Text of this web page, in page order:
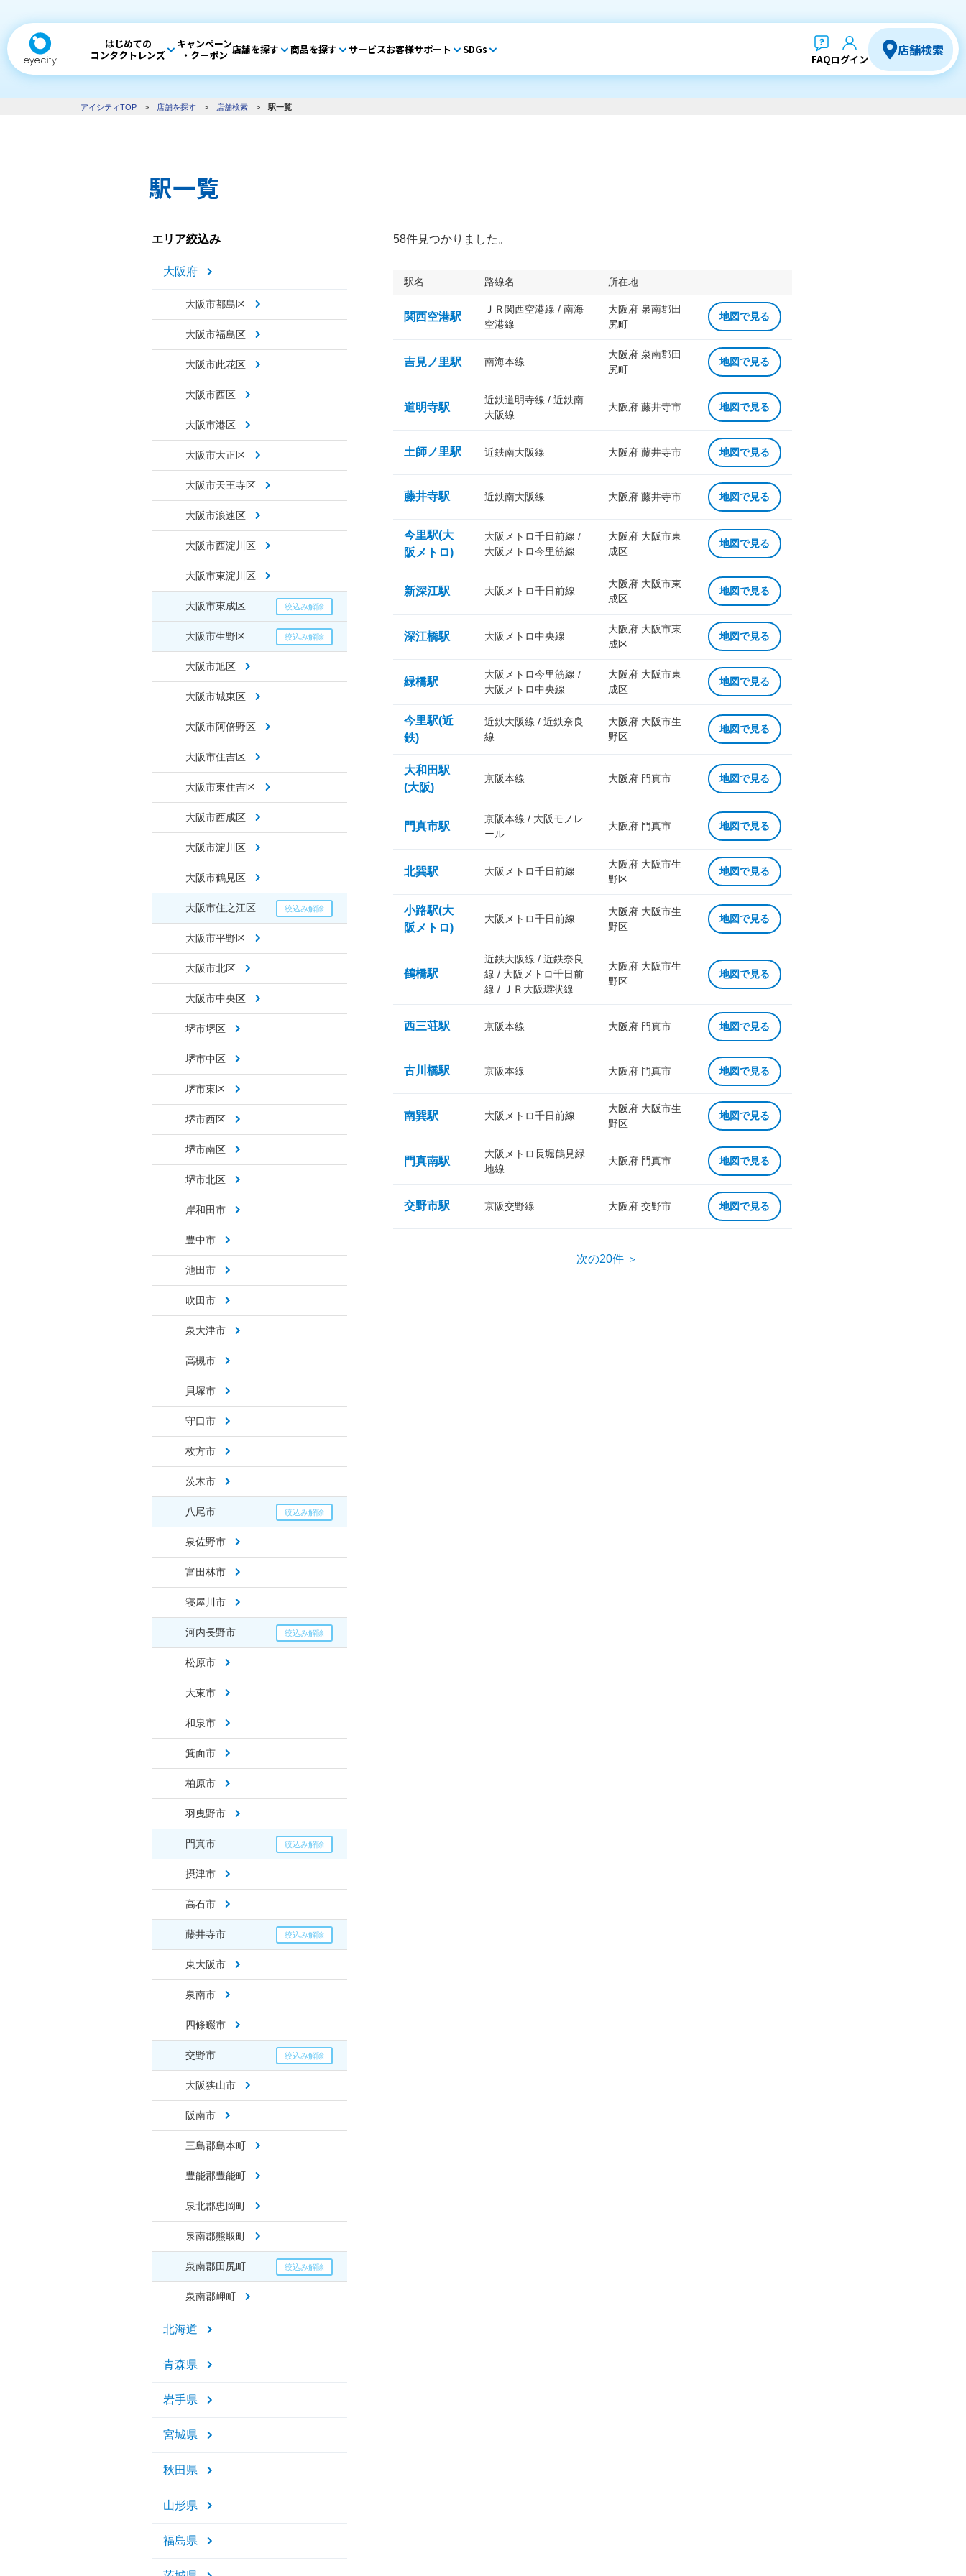
はじめての
コンタクトレンズ
キャンペーン
・クーポン 店舗を探す 商品を探す サービスお客様サポート SDGs
FAQログイン
店舗検索
アイシティTOP > 店舗を探す > 店舗検索 > 駅一覧
駅一覧
エリア絞込み
大阪府
大阪市都島区
大阪市福島区
大阪市此花区
大阪市西区
大阪市港区
大阪市大正区
大阪市天王寺区
大阪市浪速区
大阪市西淀川区
大阪市東淀川区
大阪市東成区
大阪市生野区
大阪市旭区
大阪市城東区
大阪市阿倍野区
大阪市住吉区
大阪市東住吉区
大阪市西成区
大阪市淀川区
大阪市鶴見区
大阪市住之江区
大阪市平野区
大阪市北区
大阪市中央区
堺市堺区
堺市中区
堺市東区
堺市西区
堺市南区
堺市北区
岸和田市
豊中市
池田市
吹田市
泉大津市
高槻市
貝塚市
守口市
枚方市
茨木市
八尾市
泉佐野市
富田林市
寝屋川市
河内長野市
松原市
大東市
和泉市
箕面市
柏原市
羽曳野市
門真市
摂津市
高石市
藤井寺市
東大阪市
泉南市
四條畷市
交野市
大阪狭山市
阪南市
三島郡島本町
豊能郡豊能町
泉北郡忠岡町
泉南郡熊取町
泉南郡田尻町
泉南郡岬町
北海道
青森県
岩手県
宮城県
秋田県
山形県
福島県
58件見つかりました。
駅名 路線名 所在地
関西空港駅
ＪＲ関西空港線 / 南海
空港線
大阪府 泉南郡田
尻町
地図で見る
吉見ノ里駅 南海本線
大阪府 泉南郡田
尻町
地図で見る
道明寺駅
近鉄道明寺線 / 近鉄南
大阪線
大阪府 藤井寺市 地図で見る
土師ノ里駅 近鉄南大阪線 大阪府 藤井寺市 地図で見る
藤井寺駅 近鉄南大阪線 大阪府 藤井寺市 地図で見る
今里駅(大
阪メトロ)
大阪メトロ千日前線 /
大阪メトロ今里筋線
大阪府 大阪市東
成区
地図で見る
新深江駅 大阪メトロ千日前線
大阪府 大阪市東
成区
地図で見る
深江橋駅 大阪メトロ中央線
大阪府 大阪市東
成区
地図で見る
緑橋駅
大阪メトロ今里筋線 /
大阪メトロ中央線
大阪府 大阪市東
成区
地図で見る
今里駅(近
鉄)
近鉄大阪線 / 近鉄奈良
線
大阪府 大阪市生
野区
地図で見る
大和田駅
(大阪)
京阪本線 大阪府 門真市 地図で見る
門真市駅
京阪本線 / 大阪モノレ
ール
大阪府 門真市 地図で見る
北巽駅 大阪メトロ千日前線
大阪府 大阪市生
野区
地図で見る
小路駅(大
阪メトロ)
大阪メトロ千日前線
大阪府 大阪市生
野区
地図で見る
鶴橋駅
近鉄大阪線 / 近鉄奈良
線 / 大阪メトロ千日前
線 / ＪＲ大阪環状線
大阪府 大阪市生
野区
地図で見る
西三荘駅 京阪本線 大阪府 門真市 地図で見る
古川橋駅 京阪本線 大阪府 門真市 地図で見る
南巽駅 大阪メトロ千日前線
大阪府 大阪市生
野区
地図で見る
門真南駅
大阪メトロ長堀鶴見緑
地線
大阪府 門真市 地図で見る
交野市駅 京阪交野線 大阪府 交野市 地図で見る
次の20件 ＞